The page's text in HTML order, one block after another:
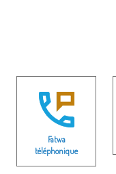
Fatwa
téléphonique